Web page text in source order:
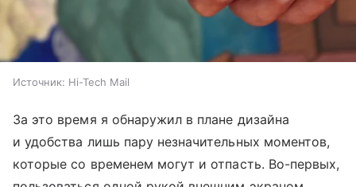
Источник: Hi-Tech Mail
За это время я обнаружил в плане дизайна
и удобства лишь пару незначительных моментов,
которые со временем могут и отпасть. Во-первых,